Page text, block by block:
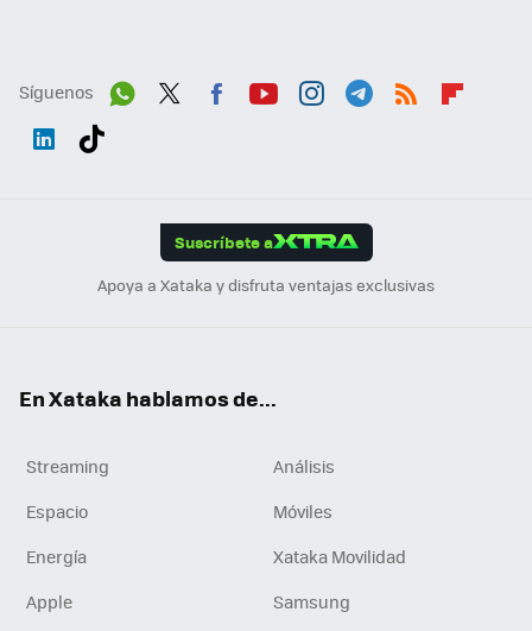
Síguenos
Suscríbete a
Apoya a Xataka y disfruta ventajas exclusivas
En Xataka hablamos de...
Streaming
Análisis
Espacio
Móviles
Energía
Xataka Movilidad
Apple
Samsung